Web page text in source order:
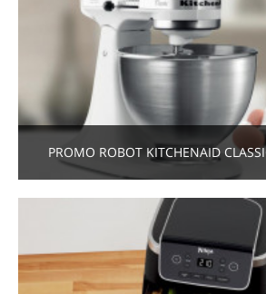
PROMO ROBOT KITCHENAID